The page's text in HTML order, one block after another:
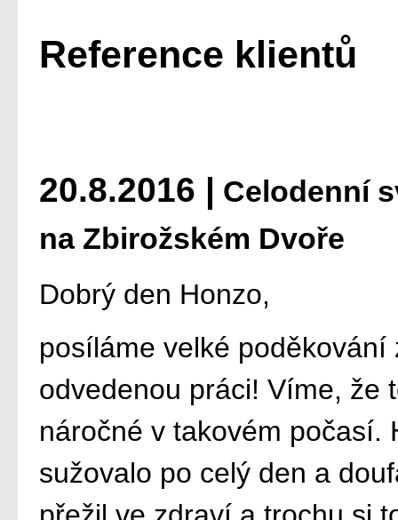
Reference klientů
20.8.2016 | Celodenní
na Zbirožském Dvoře
Dobrý den Honzo,
posíláme velké poděkování
odvedenou práci! Víme, že
náročné v takovém počasí.
sužovalo po celý den a